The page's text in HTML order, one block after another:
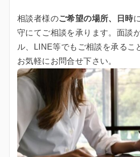
相談者様のご希望の場所、日時
守にてご相談を承ります。面談
ル、LINE等でもご相談を承るこ
お気軽にお問合せ下さい。